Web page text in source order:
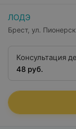
ЛОДЭ
Брест, ул.
Консультация
48 руб.